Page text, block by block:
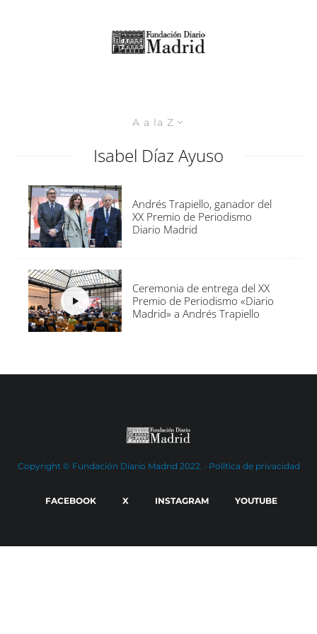
A a la Z
Isabel Díaz Ayuso
Andrés Trapiello, ganador del
XX Premio de Periodismo
Diario Madrid
Ceremonia de entrega del XX
Premio de Periodismo «Diario
Madrid» a Andrés Trapiello
Copyright © Fundación Diario Madrid 2022. · Política de privacidad
FACEBOOK X INSTAGRAM YOUTUBE